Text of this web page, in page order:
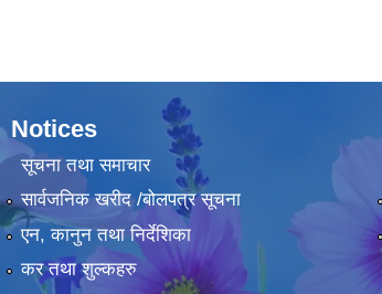
Notices
सूचना तथा समाचार
सार्वजनिक खरीद /बोलपत्र सूचना
एन, कानुन तथा निर्देशिका
कर तथा शुल्कहरु